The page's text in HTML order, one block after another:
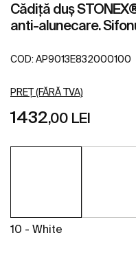
Cădiță duș
anti-alunecare.
COD: AP9013E832000100
PREȚ (FĂRĂ TVA)
1432,00 LEI
10 - White